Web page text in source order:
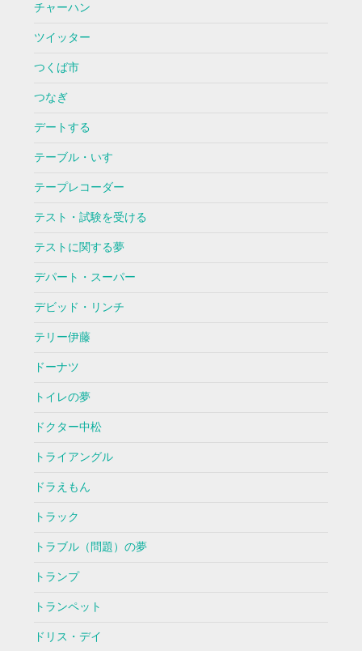
チャーハン
ツイッター
つくば市
つなぎ
デートする
テーブル・いす
テープレコーダー
テスト・試験を受ける
テストに関する夢
デパート・スーパー
デビッド・リンチ
テリー伊藤
ドーナツ
トイレの夢
ドクター中松
トライアングル
ドラえもん
トラック
トラブル（問題）の夢
トランプ
トランペット
ドリス・デイ